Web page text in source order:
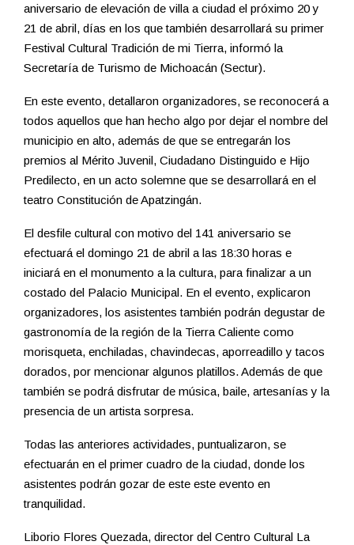
aniversario de elevación de villa a ciudad el próximo 20 y
21 de abril, días en los que también desarrollará su primer
Festival Cultural Tradición de mi Tierra, informó la
Secretaría de Turismo de Michoacán (Sectur).
En este evento, detallaron organizadores, se reconocerá a
todos aquellos que han hecho algo por dejar el nombre del
municipio en alto, además de que se entregarán los
premios al Mérito Juvenil, Ciudadano Distinguido e Hijo
Predilecto, en un acto solemne que se desarrollará en el
teatro Constitución de Apatzingán.
El desfile cultural con motivo del 141 aniversario se
efectuará el domingo 21 de abril a las 18:30 horas e
iniciará en el monumento a la cultura, para finalizar a un
costado del Palacio Municipal. En el evento, explicaron
organizadores, los asistentes también podrán degustar de
gastronomía de la región de la Tierra Caliente como
morisqueta, enchiladas, chavindecas, aporreadillo y tacos
dorados, por mencionar algunos platillos. Además de que
también se podrá disfrutar de música, baile, artesanías y la
presencia de un artista sorpresa.
Todas las anteriores actividades, puntualizaron, se
efectuarán en el primer cuadro de la ciudad, donde los
asistentes podrán gozar de este este evento en
tranquilidad.
Liborio Flores Quezada, director del Centro Cultural La